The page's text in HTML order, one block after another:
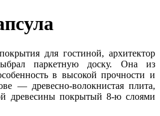
для гостиной, архитектор
паркетную доску. Она из
в высокой прочности и
— древесно-волокнистая плита,
древесины покрытый 8-ю слоями